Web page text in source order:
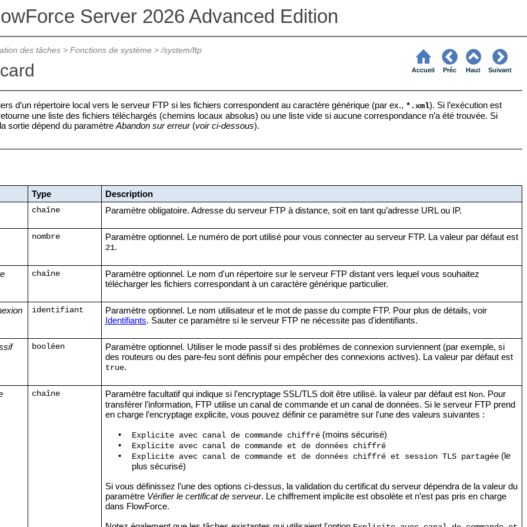
Server 2026 Advanced Edition
des tâches> Fonctions de système>/system/ftp
Accueil Préc Haut Suivant
d’un répertoire local vers le serveur FTP si les fichiers correspondent au caractère générique (par ex., *.xml). Si l’exécution est
une liste des fichiers téléchargés (chemins locaux absolus) ou une liste vide si aucune correspondance n’a été trouvée. Si
sortie dépend du paramètre Abandon sur erreur(voir ci-dessous).
Type
Description
chaîne Paramètre obligatoire. Adresse du serveur FTP à distance, soit en tant qu’adresse URL ou IP.
nombre Paramètre optionnel. Le numéro de port utilisé pour vous connecter au serveur FTP. La valeur par défaut est
21.
chaîne
Paramètre optionnel. Le nom d'un répertoire sur le serveur FTP distant vers lequel vous souhaitez
télécharger les fichiers correspondant à un caractère générique particulier.
identifiant
Paramètre optionnel. Le nom utilisateur et le mot de passe du compte FTP. Pour plus de détails, voir
Identifiants. Sauter ce paramètre si le serveur FTP ne nécessite pas d'identifiants.
booléen
Paramètre optionnel. Utiliser le mode passif si des problèmes de connexion surviennent (par exemple, si
des routeurs ou des pare-feu sont définis pour empêcher des connexions actives). La valeur par défaut est
true.
chaîne Paramètre facultatif qui indique si l’encryptage SSL/TLS doit être utilisé. la valeur par défaut est Non. Pour
transférer l’information, FTP utilise un canal de commande et un canal de données. Si le serveur FTP prend
en charge l’encryptage explicite, vous pouvez définir ce paramètre sur l'une des valeurs suivantes :
•
Explicite avec canal de commande chiffré (moins sécurisé)
•
Explicite avec canal de commande et de données chiffré
• Explicite avec canal de commande et de données chiffré et session TLS partagée (le
plus sécurisé)
Si vous définissez l’une des options ci-dessus, la validation du certificat du serveur dépendra de la valeur du
paramètre Vérifier le certificat de serveur. Le chiffrement implicite est obsolète et n’est pas pris en charge
dans FlowForce.